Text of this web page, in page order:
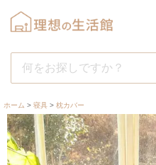
ホーム 寝具 枕カバー